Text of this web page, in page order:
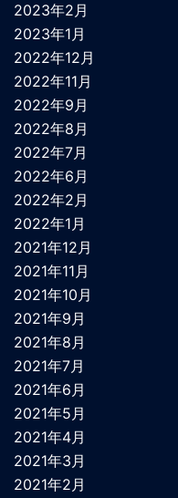
2023年2月
2023年1月
2022年12月
2022年11月
2022年9月
2022年8月
2022年7月
2022年6月
2022年2月
2022年1月
2021年12月
2021年11月
2021年10月
2021年9月
2021年8月
2021年7月
2021年6月
2021年5月
2021年4月
2021年3月
2021年2月